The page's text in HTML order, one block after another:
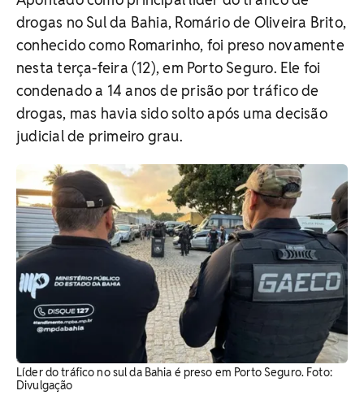
drogas no Sul da Bahia, Romário de Oliveira Brito,
conhecido como Romarinho, foi preso novamente
nesta terça-feira (12), em Porto Seguro. Ele foi
condenado a 14 anos de prisão por tráfico de
drogas, mas havia sido solto após uma decisão
judicial de primeiro grau.
Líder do tráfico no sul da Bahia é preso em Porto Seguro. Foto:
Divulgação